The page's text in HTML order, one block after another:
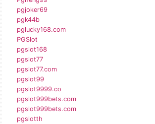
pgjoker69
pgk44b
pglucky168.com
PGSlot
pgslot168
pgslot77
pgslot77.com
pgslot99
pgslot9999.co
pgslot999bets.com
pgslot999bets.com
pgslotth